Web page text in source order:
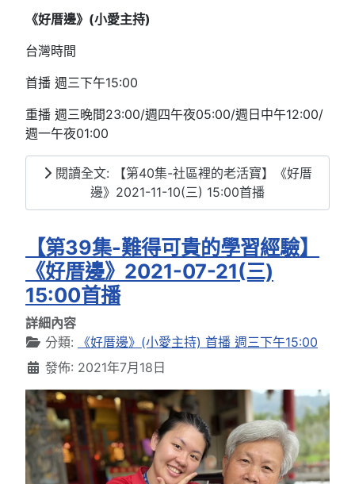
《好厝邊》(小愛主持)
台灣時間
首播 週三下午15:00
重播 週三晚間23:00/週四午夜05:00/週日中午12:00/
週一午夜01:00
閱讀全文: 【第40集-社區裡的老活寶】《好厝
邊》2021-11-10(三) 15:00首播
【第39集-難得可貴的學習經驗】
《好厝邊》2021-07-21(三)
15:00首播
詳細內容
分類:
《好厝邊》(小愛主持) 首播 週三下午15:00
發佈: 2021年7月18日